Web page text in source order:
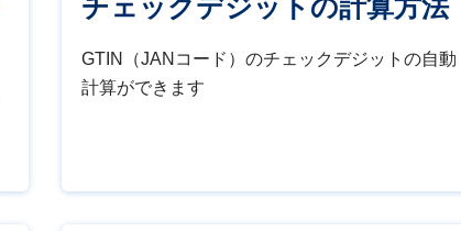
チェックデジットの計算方法
GTIN（JANコード）のチェックデジットの自動
計算ができます